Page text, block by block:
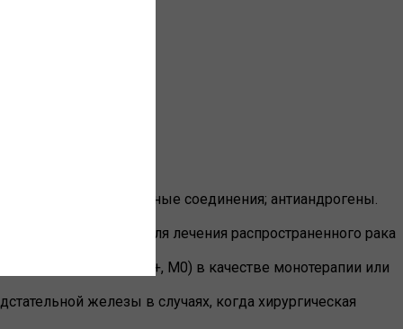
и родственные соединения; антиандрогены.
показан для лечения распространенного рака
N, М0, Т1-Т2, N+, M0) в качестве монотерапии или
железы в случаях, когда хирургическая